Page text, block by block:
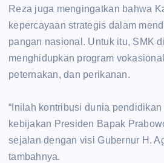
‎Reza juga mengingatkan bahwa
kepercayaan strategis dalam
pangan nasional. Untuk itu, SMK
menghidupkan program
peternakan, dan perikanan.
‎“Inilah kontribusi dunia
kebijakan Presiden Bapak
sejalan dengan visi Gubernur H.
tambahnya.